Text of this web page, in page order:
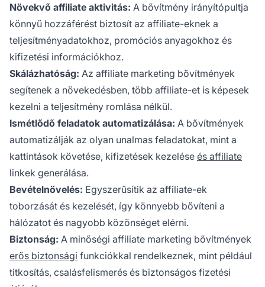
Növekvő affiliate aktivitás: A bővítmény irányítópultja
könnyű hozzáférést biztosít az affiliate-eknek a
teljesítményadatokhoz, promóciós anyagokhoz és
kifizetési információkhoz.
Skálázhatóság: Az affiliate marketing bővítmények
segítenek a növekedésben, több affiliate-et is képesek
kezelni a teljesítmény romlása nélkül.
Ismétlődő feladatok automatizálása: A bővítmények
automatizálják az olyan unalmas feladatokat, mint a
kattintások követése, kifizetések kezelése és affiliate
linkek generálása.
Bevételnövelés: Egyszerűsítik az affiliate-ek
toborzását és kezelését, így könnyebb bővíteni a
hálózatot és nagyobb közönséget elérni.
Biztonság: A minőségi affiliate marketing bővítmények
erős biztonsági funkciókkal rendelkeznek, mint például
titkosítás, csalásfelismerés és biztonságos fizetési